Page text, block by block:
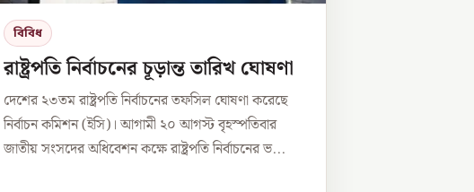
বিবিধ
রাষ্ট্রপতি নির্বাচনের চূড়ান্ত তারিখ ঘোষণা
দেশের ২৩তম রাষ্ট্রপতি নির্বাচনের তফসিল ঘোষণা করেছে
নির্বাচন কমিশন (ইসি)। আগামী ২০ আগস্ট বৃহস্পতিবার
জাতীয় সংসদের অধিবেশন কক্ষে রাষ্ট্রপতি নির্বাচনের ভ...